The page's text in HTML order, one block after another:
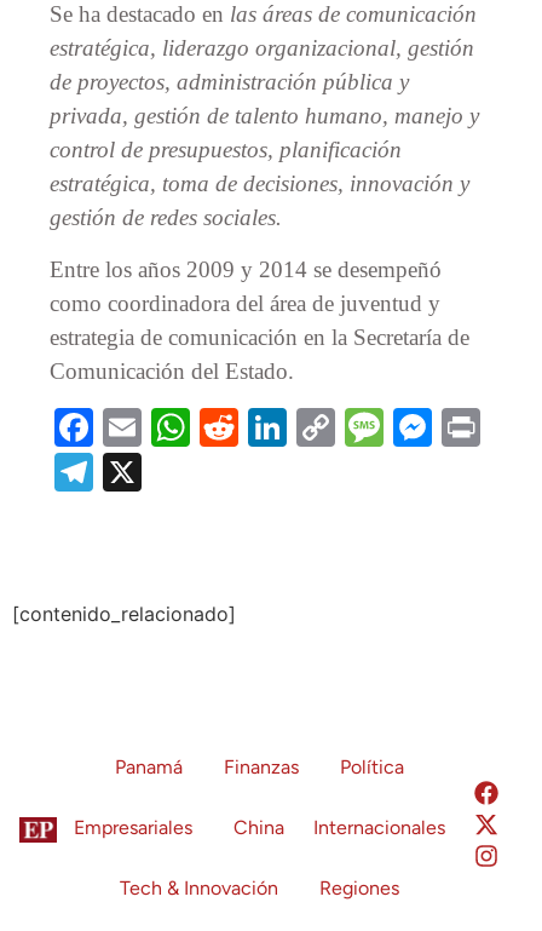
Se ha destacado en las áreas de comunicación
estratégica, liderazgo organizacional, gestión
de proyectos, administración pública y
privada, gestión de talento humano, manejo y
control de presupuestos, planificación
estratégica, toma de decisiones, innovación y
gestión de redes sociales.
Entre los años 2009 y 2014 se desempeñó
como coordinadora del área de juventud y
estrategia de comunicación en la Secretaría de
Comunicación del Estado.
Facebook
EmailWhatsApp
RedditLinkedIn
CopyMessage
Telegram
[contenido_relacionado]
Panamá Finanzas Política
Empresariales China Internacionales
Tech & Innovación Regiones